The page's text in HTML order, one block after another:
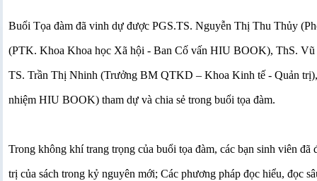
Buổi Tọa đàm đã vinh dự được PGS.TS. Nguyễn Thị Thu Thủy
(PTK. Khoa Khoa học Xã hội - Ban Cố vấn HIU BOOK), ThS.
TS. Trần Thị Nhinh (Trưởng BM QTKD – Khoa Kinh tế - Quản
nhiệm HIU BOOK) tham dự và chia sẻ trong buổi tọa đàm.
Trong không khí trang trọng của buổi tọa đàm, các bạn sinh viên
trị của sách trong kỷ nguyên mới; Các phương pháp đọc hiểu, đọc